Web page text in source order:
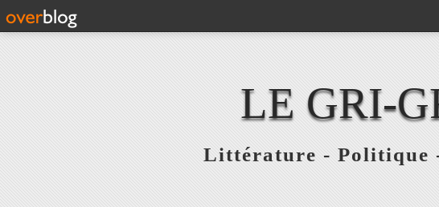
LE GRI-
Littérature - Politique